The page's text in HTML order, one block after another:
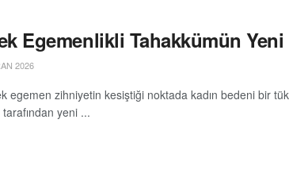
Egemenlikli Tahakkümün Yeni
2026
egemen zihniyetin kesiştiği noktada kadın bedeni bir
yeni ...